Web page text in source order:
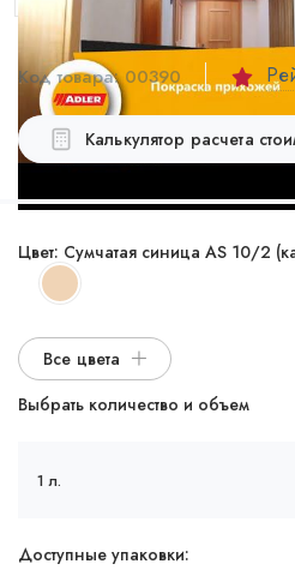
Код товара:00390
Калькулятор расчета
Цвет: Сумчатая синица AS 10/2
Все цвета
Выбрать количество и объем
1 л.
Доступные упаковки: